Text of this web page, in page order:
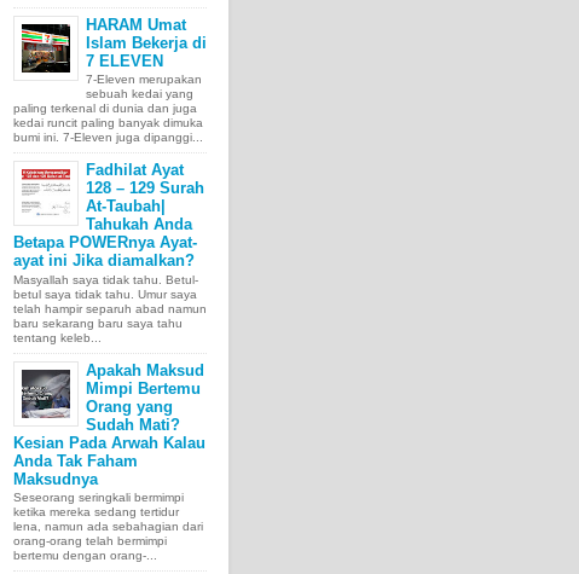
HARAM Umat
Islam Bekerja di
7 ELEVEN
7-Eleven merupakan
sebuah kedai yang
paling terkenal di dunia dan juga
kedai runcit paling banyak dimuka
bumi ini. 7-Eleven juga dipanggi...
Fadhilat Ayat
128 – 129 Surah
At-Taubah|
Tahukah Anda
Betapa POWERnya Ayat-
ayat ini Jika diamalkan?
Masyallah saya tidak tahu. Betul-
betul saya tidak tahu. Umur saya
telah hampir separuh abad namun
baru sekarang baru saya tahu
tentang keleb...
Apakah Maksud
Mimpi Bertemu
Orang yang
Sudah Mati?
Kesian Pada Arwah Kalau
Anda Tak Faham
Maksudnya
Seseorang seringkali bermimpi
ketika mereka sedang tertidur
lena, namun ada sebahagian dari
orang-orang telah bermimpi
bertemu dengan orang-...